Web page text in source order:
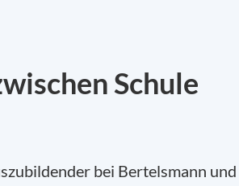
Schule
bei Bertelsmann und